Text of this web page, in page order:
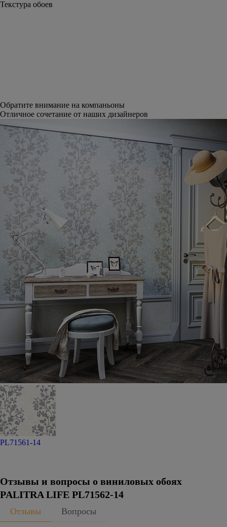
Текстура обоев
Обратите внимание на компаньоны
Отличное сочетание от наших дизайнеров
PL71561-14
Отзывы и вопросы о виниловых обоях
PALITRA LIFE PL71562-14
Отзывы Вопросы